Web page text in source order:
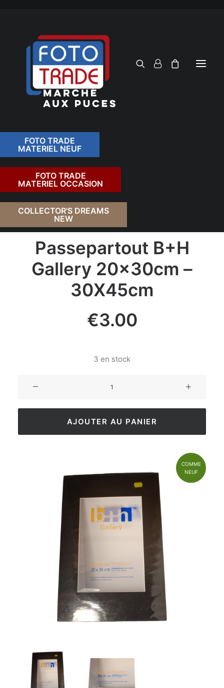
FOTO TRADE
MATERIEL NEUF
FOTO TRADE
MATERIEL OCCASION
COLLECTOR'S DREAMS
NEW
RETOUR
Passepartout B+H
Gallery 20x30cm –
30X45cm
€3.00
3 en stock
AJOUTER AU PANIER
COMME
NEUF